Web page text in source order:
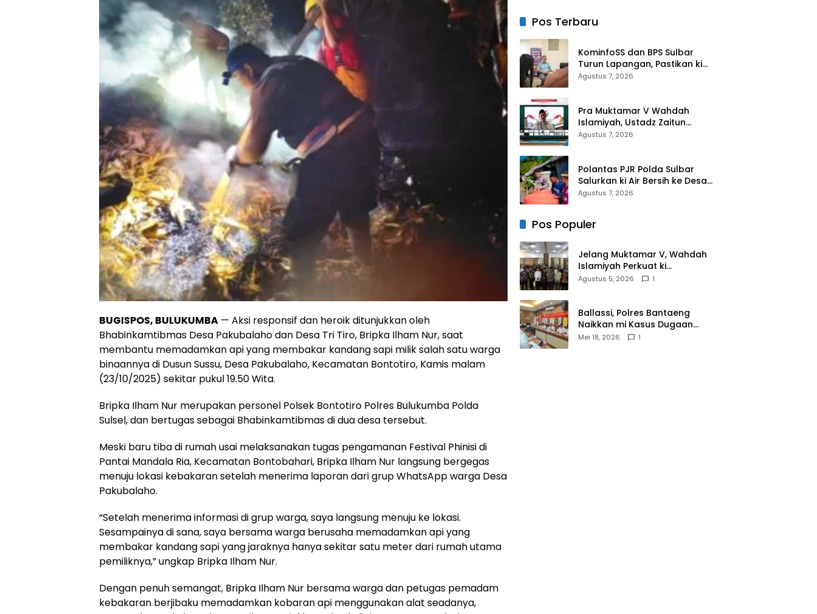
BUGISPOS, BULUKUMBA — Aksi responsif dan heroik ditunjukkan oleh
Bhabinkamtibmas Desa Pakubalaho dan Desa Tri Tiro, Bripka Ilham Nur, saat
membantu memadamkan api yang membakar kandang sapi milik salah satu warga
binaannya di Dusun Sussu, Desa Pakubalaho, Kecamatan Bontotiro, Kamis malam
(23/10/2025) sekitar pukul 19.50 Wita.
Bripka Ilham Nur merupakan personel Polsek Bontotiro Polres Bulukumba Polda
Sulsel, dan bertugas sebagai Bhabinkamtibmas di dua desa tersebut.
Meski baru tiba di rumah usai melaksanakan tugas pengamanan Festival Phinisi di
Pantai Mandala Ria, Kecamatan Bontobahari, Bripka Ilham Nur langsung bergegas
menuju lokasi kebakaran setelah menerima laporan dari grup WhatsApp warga Desa
Pakubalaho.
“Setelah menerima informasi di grup warga, saya langsung menuju ke lokasi.
Sesampainya di sana, saya bersama warga berusaha memadamkan api yang
membakar kandang sapi yang jaraknya hanya sekitar satu meter dari rumah utama
pemiliknya,” ungkap Bripka Ilham Nur.
Dengan penuh semangat, Bripka Ilham Nur bersama warga dan petugas pemadam
kebakaran berjibaku memadamkan kobaran api menggunakan alat seadanya,
Dakwah
Anak Yatim
Memohon
Keberkahan
Keamanan
Negeri
Kasat,
Kasiwas, dan
Pelantikan
Kasi Humas
Santunan
Kematian
Pos Terbaru
KominfoSS dan BPS Sulbar
Turun Lapangan, Pastikan ki
Sensus Ekonomi 2026 Berjalan
Agustus 7, 2026
Pra Muktamar V Wahdah
Islamiyah, Ustadz Zaitun
Rasmin: Momentum Perkuat
Agustus 7, 2026
Polantas PJR Polda Sulbar
Salurkan ki Air Bersih ke Desa
Saloleyang, Bantuan Nyata di
Agustus 7, 2026
Pos Populer
Jelang Muktamar V, Wahdah
Islamiyah Perkuat ki
Wasathiyah dan Kebangsaan
Agustus 5, 2026 1
Ballassi, Polres Bantaeng
Naikkan mi Kasus Dugaan
Korupsi PDAM ke Penyidikan
Mei 18, 2026 1